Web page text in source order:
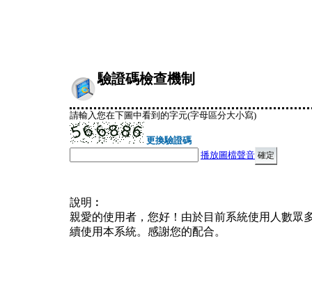
驗證碼檢查機制
請輸入您在下圖中看到的字元(字母區分大小寫)
更換驗證碼
播放圖檔聲音
說明︰
親愛的使用者，您好！由於目前系統使用人數眾
續使用本系統。感謝您的配合。